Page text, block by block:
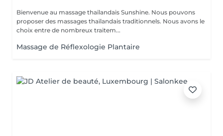
Bienvenue au massage thaïlandais Sunshine. Nous pouvons
proposer des massages thaïlandais traditionnels. Nous avons le
choix entre de nombreux traitem...
Massage de Réflexologie Plantaire